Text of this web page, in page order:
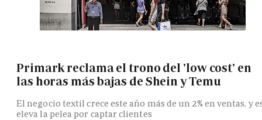
Primark reclama el trono del 'low cost' en
las horas más bajas de Shein y Temu
El negocio textil crece este año más de un 2% en ventas, y
eleva la pelea por captar clientes